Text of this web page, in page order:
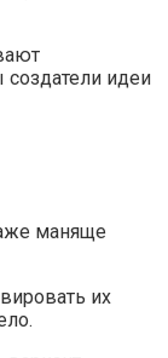
идеи
маняще
их